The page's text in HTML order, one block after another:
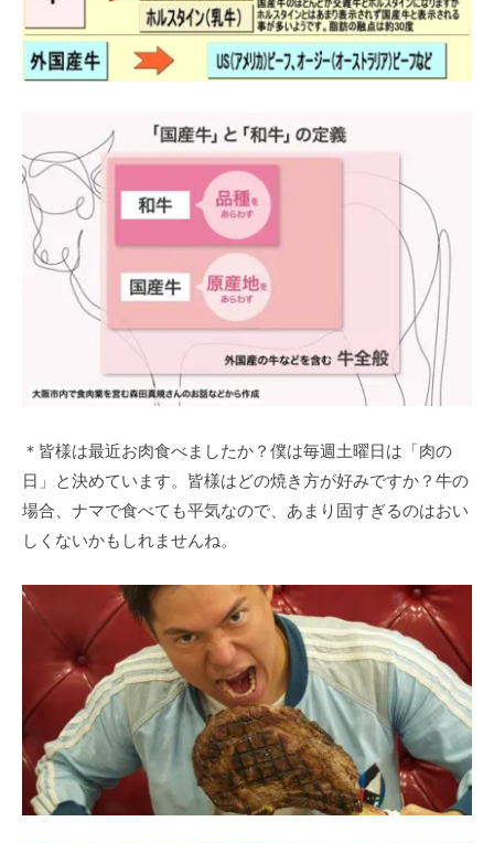
＊皆様は最近お肉食べましたか？僕は毎週土曜日は「肉の
日」と決めています。皆様はどの焼き方が好みですか？牛の
場合、ナマで食べても平気なので、あまり固すぎるのはおい
しくないかもしれませんね。